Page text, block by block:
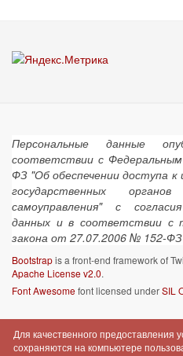
Персональные данные
соответствии с
ФЗ "Об обеспечении доступа
государственных
самоуправления" с
данных и в соответствии с
закона от 27.07.2006 № 152-
Bootstrapis a front-end framework of
Apache License v2.0.
Font Awesomefont licensed underSIL
Для качественного
сохраняются на компьютере